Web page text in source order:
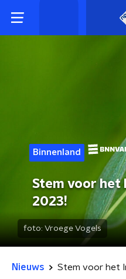
Binnenland
Stem voor het
2023!
foto: Vroege Vogels
Nieuws Stem voor het